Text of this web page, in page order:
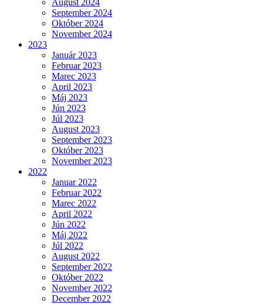
August 2024
September 2024
Október 2024
November 2024
2023
Január 2023
Februar 2023
Marec 2023
April 2023
Máj 2023
Jún 2023
Júl 2023
August 2023
September 2023
Október 2023
November 2023
2022
Januar 2022
Februar 2022
Marec 2022
April 2022
Jún 2022
Máj 2022
Júl 2022
August 2022
September 2022
Október 2022
November 2022
December 2022